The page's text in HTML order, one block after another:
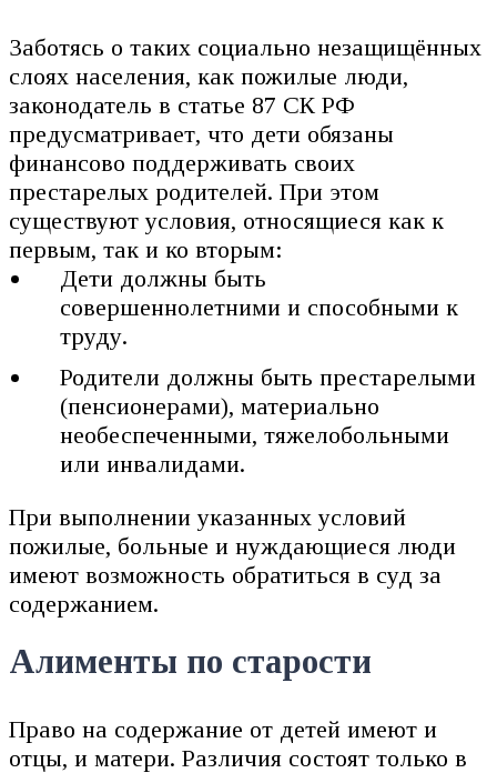
Заботясь о таких социально незащищённых
слоях населения, как пожилые люди,
законодатель в статье 87 СК РФ
предусматривает, что дети обязаны
финансово поддерживать своих
престарелых родителей. При этом
существуют условия, относящиеся как к
первым, так и ко вторым:
Дети должны быть
совершеннолетними и способными к
труду.
Родители должны быть престарелыми
(пенсионерами), материально
необеспеченными, тяжелобольными
или инвалидами.
При выполнении указанных условий
пожилые, больные и нуждающиеся люди
имеют возможность обратиться в суд за
содержанием.
Алименты по старости
Право на содержание от детей имеют и
отцы, и матери. Различия состоят только в